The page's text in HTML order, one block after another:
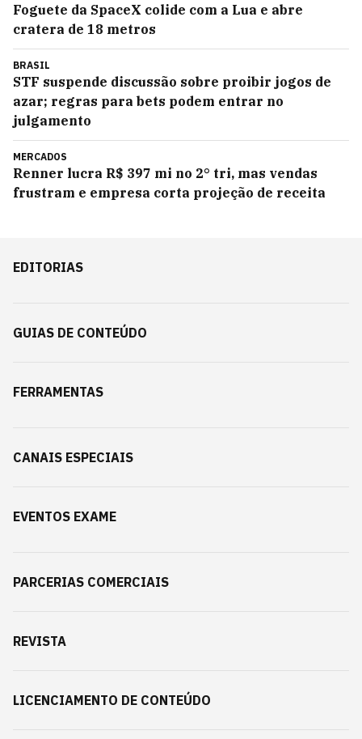
Foguete da SpaceX colide com a Lua e abre
cratera de 18 metros
BRASIL
STF suspende discussão sobre proibir jogos de
azar; regras para bets podem entrar no
julgamento
MERCADOS
Renner lucra R$ 397 mi no 2° tri, mas vendas
frustram e empresa corta projeção de receita
EDITORIAS
GUIAS DE CONTEÚDO
FERRAMENTAS
CANAIS ESPECIAIS
EVENTOS EXAME
PARCERIAS COMERCIAIS
REVISTA
LICENCIAMENTO DE CONTEÚDO